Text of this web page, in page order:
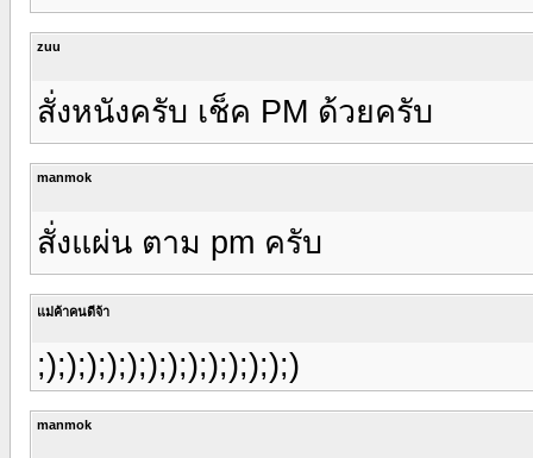
zuu
สั่งหนังครับ เช็ค PM ด้วยครับ
manmok
สั่งแผ่น ตาม pm ครับ
แม่ค้าคนดีจ้า
;););););););););););););)
manmok